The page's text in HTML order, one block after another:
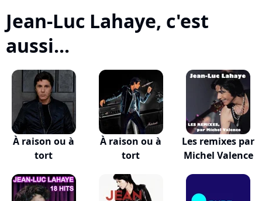
Jean-Luc Lahaye, c'est
aussi...
À raison ou à
tort
À raison ou à
tort
Les remixes par
Michel Valence